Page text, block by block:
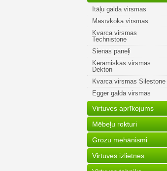
Itāļu galda virsmas
Masīvkoka virsmas
Kvarca virsmas
Technistone
Sienas paneļi
Keramiskās virsmas
Dekton
Kvarca virsmas Silestone
Egger galda virsmas
Virtuves aprīkojums
Mēbeļu rokturi
Grozu mehānismi
Virtuves izlietnes